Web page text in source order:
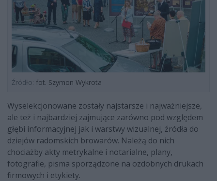
Źródło: fot. Szymon Wykrota
Wyselekcjonowane zostały najstarsze i najważniejsze,
ale też i najbardziej zajmujące zarówno pod względem
głębi informacyjnej jak i warstwy wizualnej, źródła do
dziejów radomskich browarów. Należą do nich
chociażby akty metrykalne i notarialne, plany,
fotografie, pisma sporządzone na ozdobnych drukach
firmowych i etykiety.